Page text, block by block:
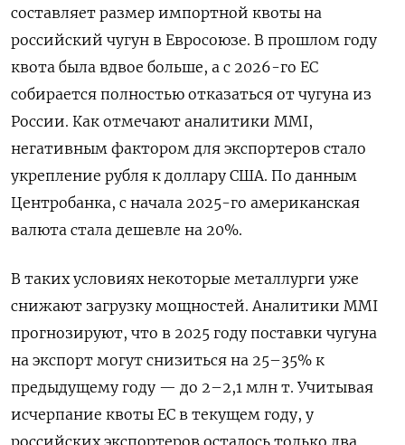
составляет размер импортной квоты на
российский чугун в Евросоюзе. В прошлом году
квота была вдвое больше, а с 2026-го ЕС
собирается полностью отказаться от чугуна из
России. Как отмечают аналитики MMI,
негативным фактором для экспортеров стало
укрепление рубля к доллару США. По данным
Центробанка, с начала 2025-го американская
валюта стала дешевле на 20%.
В таких условиях некоторые металлурги уже
снижают загрузку мощностей. Аналитики MMI
прогнозируют, что в 2025 году поставки чугуна
на экспорт могут снизиться на 25–35% к
предыдущему году — до 2–2,1 млн т. Учитывая
исчерпание квоты ЕС в текущем году, у
российских экспортеров осталось только два